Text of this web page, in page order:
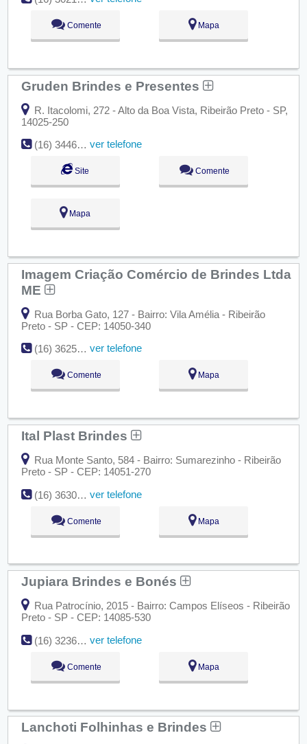
Comente Mapa
Gruden Brindes e Presentes
R. Itacolomi, 272 - Alto da Boa Vista, Ribeirão Preto - SP,
14025-250
(16) 3446-5573
ver telefone
Site Comente
Mapa
Imagem Criação Comércio de Brindes Ltda
ME
Rua Borba Gato, 127 - Bairro: Vila Amélia - Ribeirão
Preto - SP - CEP: 14050-340
(16) 3625-4338
ver telefone
Comente Mapa
Ital Plast Brindes
Rua Monte Santo, 584 - Bairro: Sumarezinho - Ribeirão
Preto - SP - CEP: 14051-270
(16) 3630-8131
ver telefone
Comente Mapa
Jupiara Brindes e Bonés
Rua Patrocínio, 2015 - Bairro: Campos Elíseos - Ribeirão
Preto - SP - CEP: 14085-530
(16) 3236-7356
ver telefone
Comente Mapa
Lanchoti Folhinhas e Brindes